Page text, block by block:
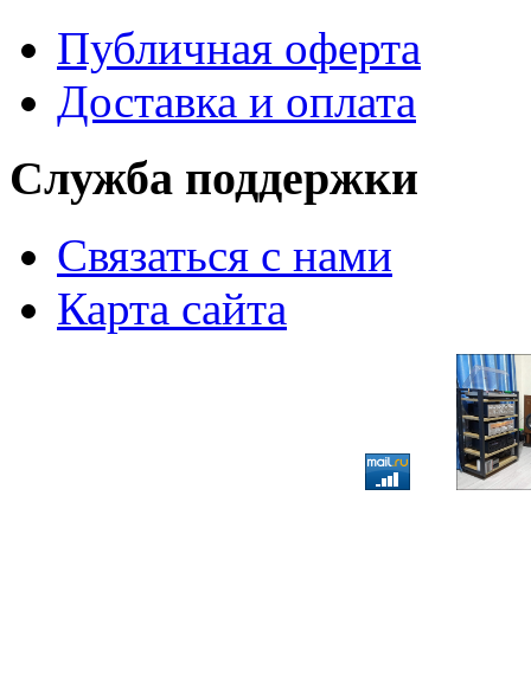
Публичная оферта
Доставка и оплата
Служба поддержки
Связаться с нами
Карта сайта